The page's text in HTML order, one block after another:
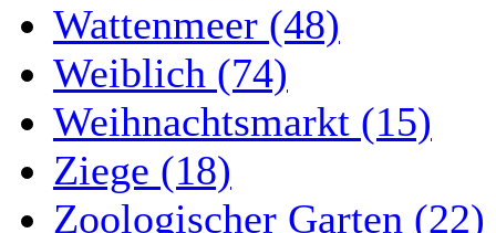
Wattenmeer (48)
Weiblich (74)
Weihnachtsmarkt (15)
Ziege (18)
Zoologischer Garten (22)